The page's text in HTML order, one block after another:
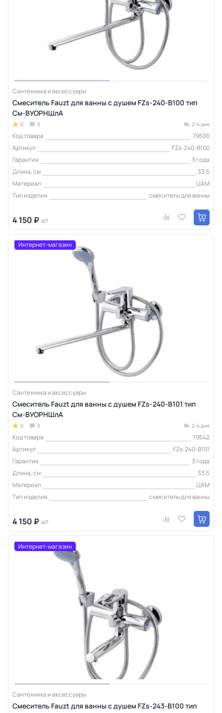
Сантехника и аксессуары
Смеситель Fauzt для ванны с душем FZs-240-B100 тип
См-ВУОРНШлА
0 0 2-4 дня
Код товара
79500
Артикул
FZs-240-B100
Гарантия
3 года
Длина, см
33,5
Материал
ЦАМ
Тип изделия
смеситель для ванны
4 150 ₽ шт
Интернет-магазин
Сантехника и аксессуары
Смеситель Fauzt для ванны с душем FZs-240-B101 тип
См-ВУОРНШлА
0 0 2-4 дня
Код товара
79542
Артикул
FZs-240-B101
Гарантия
3 года
Длина, см
33,5
Материал
ЦАМ
Тип изделия
смеситель для ванны
4 150 ₽ шт
Интернет-магазин
Сантехника и аксессуары
Смеситель Fauzt для ванны с душем FZs-243-B100 тип